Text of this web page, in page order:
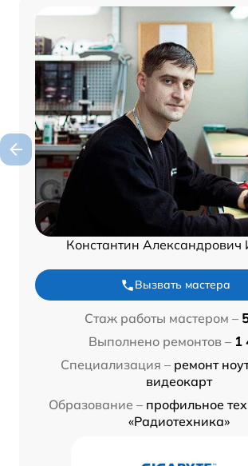
Константин Александрович
Вызвать мастера
Стаж работы мастером –
Выполнено ремонтов – 1
Специализация – ремонт
видеокарт
Образование – профильное
«Радиотехника»